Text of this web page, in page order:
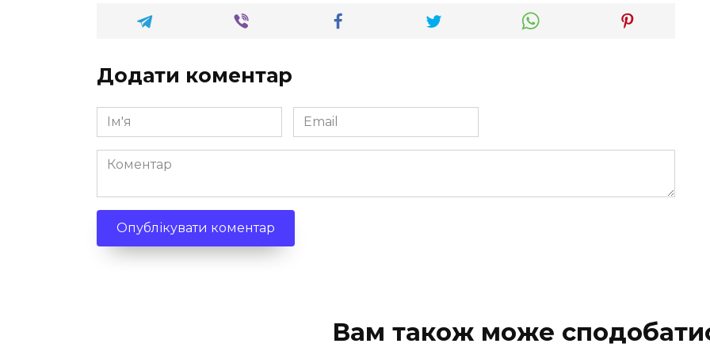
Додати коментар
Ім'я
*
Email
*
Коментар
Вам також може